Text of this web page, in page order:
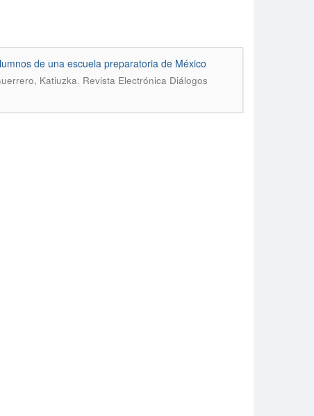
de una escuela preparatoria de México
Katiuzka. Revista Electrónica Diálogos